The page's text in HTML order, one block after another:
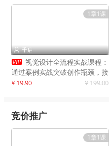
1章1课
 千启
 视觉设计全流程实战课程：
通过案例实战突破创作瓶颈，接
单月入20000+
¥ 19.90 ¥ 199.00
竞价推广
1章1课